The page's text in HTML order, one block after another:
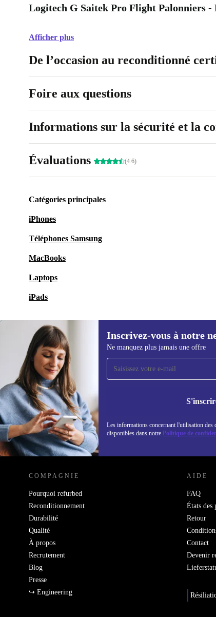
Logitech G Saitek Pro Flight Palonniers -
Afficher plus
De l’occasion au reconditionné
Foire aux questions
Informations sur la sécurité et la
Évaluations (4.6)
Catégories principales
iPhones
Téléphones Samsung
MacBooks
Laptops
iPads
Inscrivez-vous à notre
Ne manquez plus jamais une offre
Les informations concernant l'utilisation des
disponibles dans notre Politique de
Recevoir offres et infos de
refurbed par mail
Ne manquez plus aucune offre.
politique
REFURBED LUXEMBOURG - RETHINK NEW.
COMPAGNIE
Pourquoi refurbed
Reconditionnement
Durabilité
Qualité
À propos
Recrutement
Blog
Presse
↪ Engineering
AIDE
FAQ
États des
Retour
Contact
Devenir